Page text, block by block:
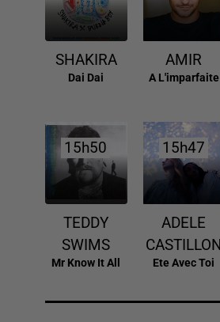
SHAKIRA
Dai Dai
AMIR
A L'imparfaite
15h50
15h50
TEDDY
SWIMS
Mr Know It All
15h47
15h47
ADELE
CASTILLON
Ete Avec Toi